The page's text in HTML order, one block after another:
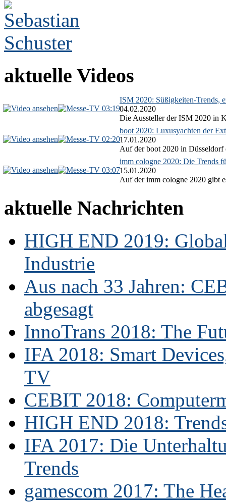
aktuelle Videos
03:19
ISM 2020: Süßigkeiten-Trends,
04.02.2020
Die Aussteller der ISM 2020 in
02:20
boot 2020: Luxusyachten der
17.01.2020
Auf der boot 2020 in Düsseldorf
03:07
imm cologne 2020: Die Trends
15.01.2020
Auf der imm cologne 2020 gibt
aktuelle Nachrichten
HIGH END 2019:
Industrie
Aus nach 33 Jahren:
abgesagt
InnoTrans 2018: The
IFA 2018: Smart
TV
CEBIT 2018:
HIGH END 2018:
IFA 2017: Die
Trends
gamescom 2017: The